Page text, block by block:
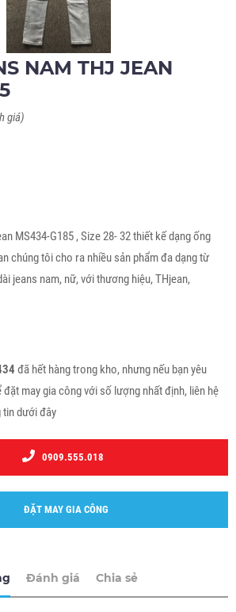
NAM THJ JEAN
giá)
MS434-G185 , Size 28- 32 thiết kế dạng ống
chúng tôi cho ra nhiều sản phẩm đa dạng từ
jeans nam, nữ, với thương hiệu, THjean,
đã hết hàng trong kho, nhưng nếu bạn yêu
may gia công với số lượng nhất định, liên hệ
tin dưới đây
0909.555.018
ĐẶT MAY GIA CÔNG
Đánh giá Chia sẻ